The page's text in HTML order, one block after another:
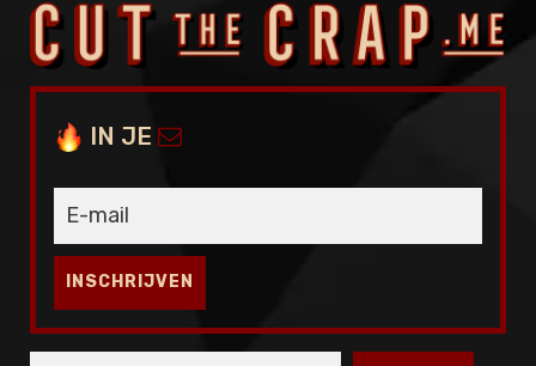
🎬 VIDEO
🎙️ PODCAST
TOOLS
LIFESTYLE
LIJSTJES
IN JE
INSCHRIJVEN